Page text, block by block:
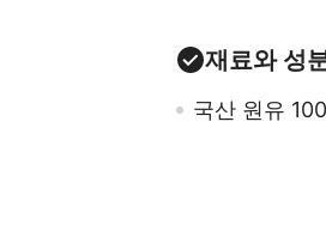
재료와 성
국산 원유